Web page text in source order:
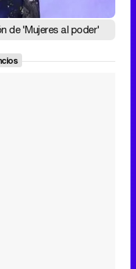
de 'Mujeres al poder'